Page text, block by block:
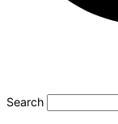
Search